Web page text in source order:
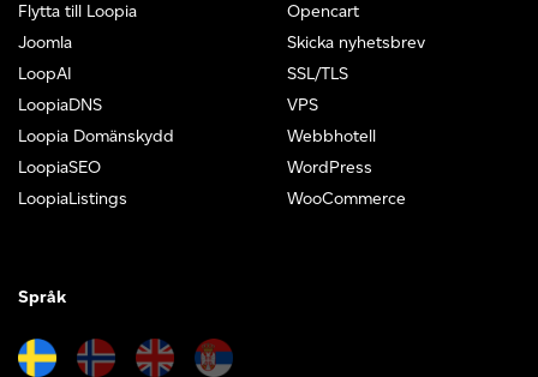
Flytta till Loopia
Joomla
LoopAI
LoopiaDNS
Loopia Domänskydd
LoopiaSEO
LoopiaListings
Opencart
Skicka nyhetsbrev
SSL/TLS
VPS
Webbhotell
WordPress
WooCommerce
Språk